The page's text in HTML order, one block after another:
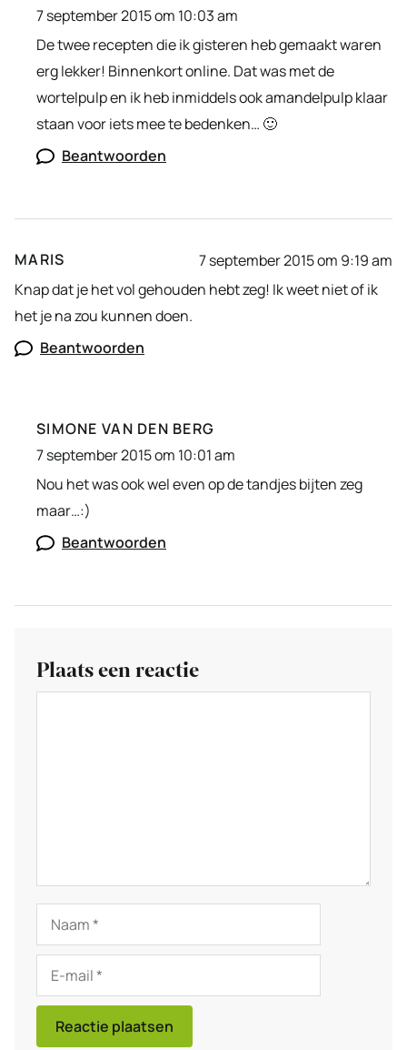
7 september 2015 om 10:03 am
De twee recepten die ik gisteren heb gemaakt waren
erg lekker! Binnenkort online. Dat was met de
wortelpulp en ik heb inmiddels ook amandelpulp klaar
staan voor iets mee te bedenken… 🙂
Beantwoorden
MARIS
7 september 2015 om 9:19 am
Knap dat je het vol gehouden hebt zeg! Ik weet niet of ik
het je na zou kunnen doen.
Beantwoorden
SIMONE VAN DEN BERG
7 september 2015 om 10:01 am
Nou het was ook wel even op de tandjes bijten zeg
maar…:)
Beantwoorden
Plaats een reactie
Naam
mail